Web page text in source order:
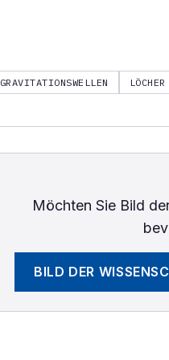
GRAVITATIONSWELLEN LÖCHER
Möchten Sie Bild
BILD DER